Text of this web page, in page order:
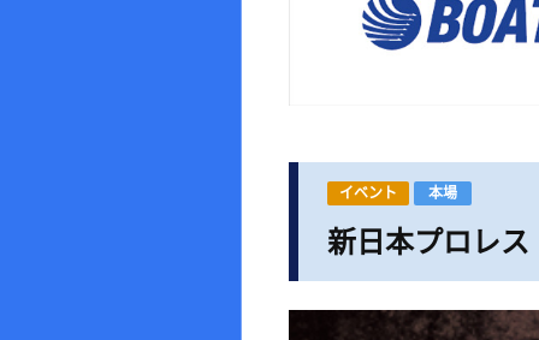
イベント 本場
新日本プロレス